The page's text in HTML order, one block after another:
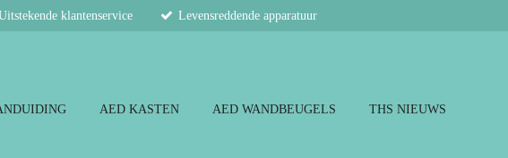
klantenservice Levensreddende apparatuur
AED KASTEN AED WANDBEUGELS
THS NIEUWS